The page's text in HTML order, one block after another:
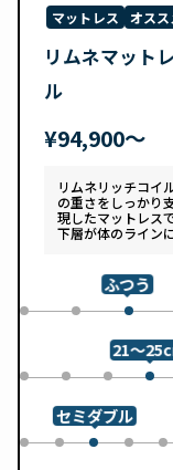
マットレス オスス
リムネマット
ル
¥94,900〜
リムネリッチコイ
の重さをしっかり
現したマットレス
下層が体のライン
ンで、カバーは自
した一枚です。
0 1 2
ふつう
0 1 2 3
21～
0 1 2
セミダブル
3 4